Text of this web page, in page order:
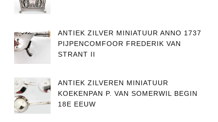
ANTIEK ZILVER MINIATUUR ANNO 1737
PIJPENCOMFOOR FREDERIK VAN
STRANT II
ANTIEK ZILVEREN MINIATUUR
KOEKENPAN P. VAN SOMERWIL BEGIN
18E EEUW